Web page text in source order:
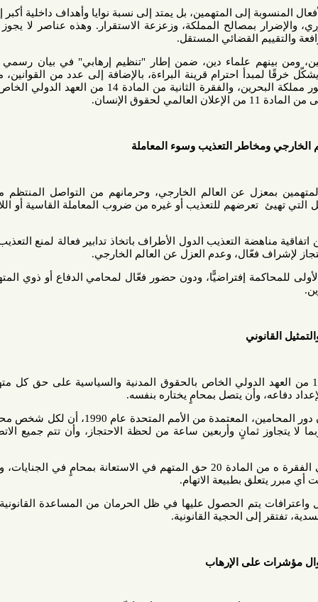
المتهمين، بل يمتد إلى نسبة نوايا وأهداف داخلية أكبر إليهم، مثل
بمصالح المملكة، وزعزعة الاستقرار. وهذه عناصر لا يجوز الجزم بها
القضائي المستقل.
علماء دين، ضمن إطار "تنظيم إرهابي" في بيان رسمي صادر عن
احترام قرينة البراءة، بالإضافة إلى عدد من القوانين، من جملتها
الفقرة ج من المادة 20 من دستور مملكة البحرين، والفقرة الثانية من المادة 14 من العهد الدولي الخاص بالحقوق
التعذيب وسوء المعاملة
عن العالم الخارجي، وحرمانهم من التواصل المنتظم مع أسرهم
للتعذيب أو غيره من ضروب المعاملة القاسية أو اللاإنسانية أو
و 12 و 16 من اتفاقية مناهضة التعذيب الدول الأطراف باتخاذ تدابير فعالة لمنع التعذيب الجسدي
فعّال، وعدم العزل عن العالم الخارجي.
إفتراضيًّا، ودون حضور فعّال لمحامي الدفاع أو ذوي المتهمين، يثير
من المادة 14 من العهد الدولي الخاص بالحقوق المدنية والسياسية على حق كل متهم في أن
وأن يتصل بمحامٍ يختاره بنفسه.
كما تؤكد المبادئ الأساسية بشأن دور المحامين، المعتمدة من الأمم المتحدة عام 1990، أن لكل شخص محتجز الحق
ثمانٍ وأربعين ساعة من لحظة الاحتجاز، وأن تتم جميع الاتصالات بين
ويكفل دستور مملكة البحرين في الفقرة ه من المادة 20 حق المتهم في الاستعانة بمحامٍ في الجنايات، وهو ضمان
بطبيعة الاتهام.
الحصول عليها في ظل الحرمان من المساعدة القانونية، أو نتيجة
الحجية القانونية.
على الإرهاب